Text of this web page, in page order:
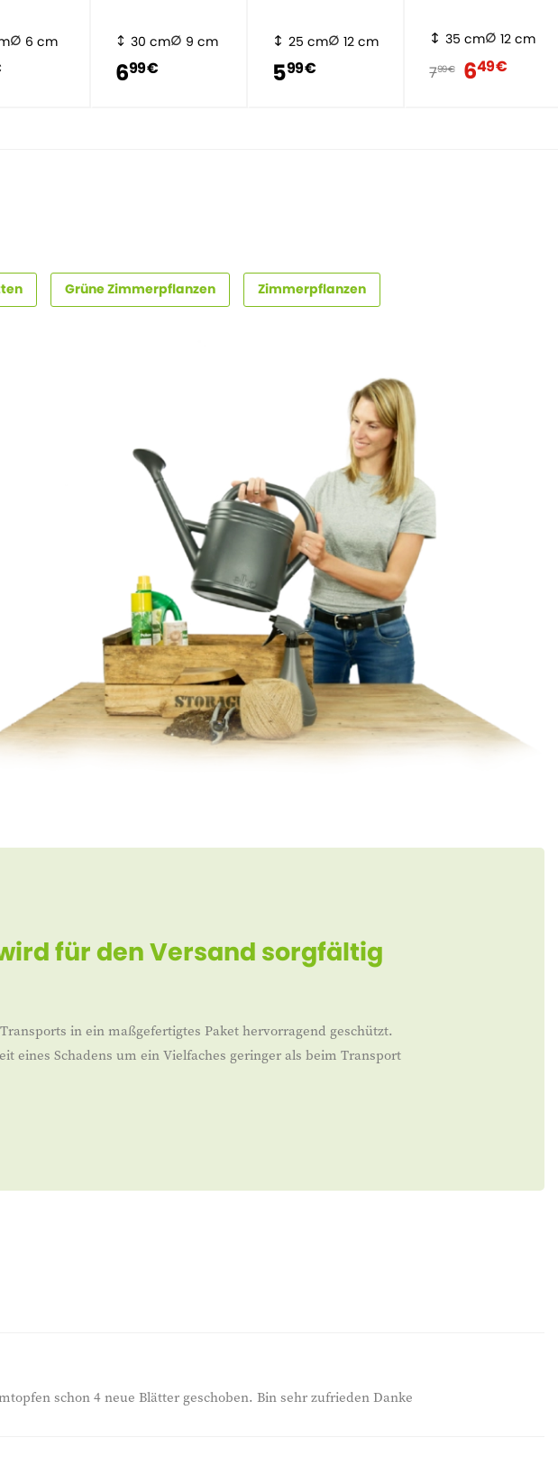
6 cm 30 cm 9 cm
699 €
25 cm 12 cm
599 €
35 cm 12 cm
799 € 649 €
Grüne Zimmerpflanzen Zimmerpflanzen
für den Versand sorgfältig
in ein maßgefertigtes Paket hervorragend geschützt.
eines Schadens um ein Vielfaches geringer als beim Transport
schon 4 neue Blätter geschoben. Bin sehr zufrieden Danke